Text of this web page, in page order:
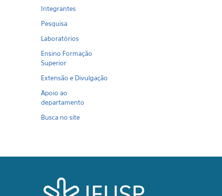
Integrantes
Pesquisa
Laboratórios
Ensino Formação
Superior
Extensão e Divulgação
Apoio ao
departamento
Busca no site